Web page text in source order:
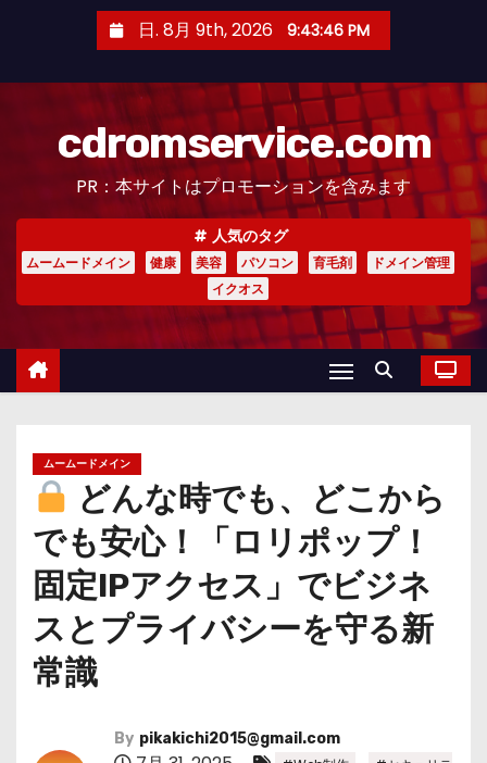
日. 8月 9th, 2026 9:43:47 PM
cdromservice.com
PR：本サイトはプロモーションを含みます
人気のタグ
ムームードメイン 健康 美容 パソコン 育毛剤
ドメイン管理
イクオス
ムームードメイン
どんな時でも、どこから
でも安心！「ロリポップ！
固定IPアクセス」でビジネ
スとプライバシーを守る新
常識
By pikakichi2015@gmail.com